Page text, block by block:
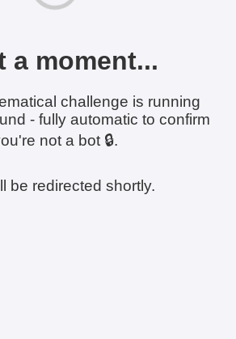
a moment...
challenge is running
- fully automatic to confirm
not a bot 🔒.
be redirected shortly.